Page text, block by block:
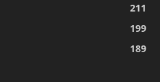
211
199
189